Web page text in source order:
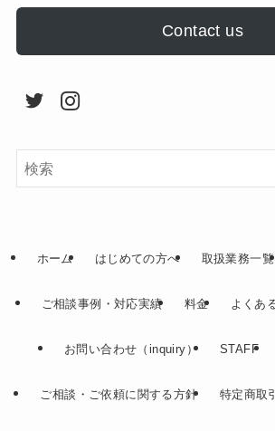
Contact us
ホーム はじめての方へ 取扱業務一覧
ご相談事例・対応実績 料金 よくあ
お問い合わせ（inquiry） STAFF
ご相談・ご依頼に関する方針 特定商取